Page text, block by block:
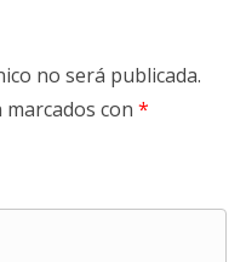
no será publicada.
con *